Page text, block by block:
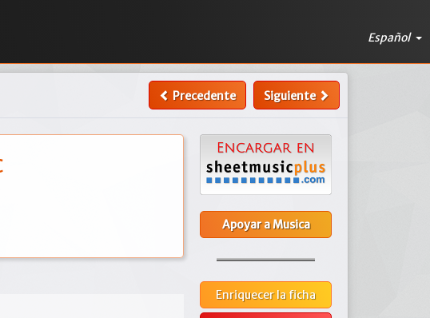
Español
Precedente Siguiente
Apoyar a Musica
Enriquecer la ficha